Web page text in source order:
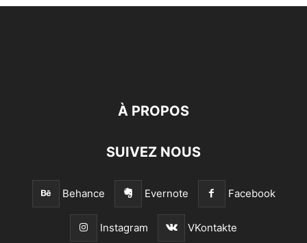
À PROPOS
SUIVEZ NOUS
Behance Evernote Facebook
Instagram VKontakte